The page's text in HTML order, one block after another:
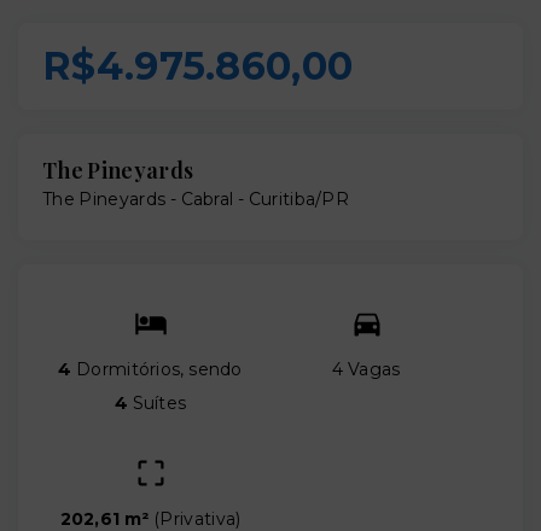
R$4.975.860,00
The Pineyards
The Pineyards - Cabral - Curitiba/PR
4 Dormitórios, sendo
4 Suítes
4 Vagas
202,61 m² (Privativa)